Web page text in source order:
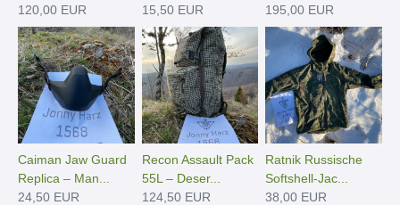
120,00 EUR
15,50 EUR
195,00 EUR
Caiman Jaw Guard
Replica – Man...
24,50 EUR
Recon Assault Pack
55L – Deser...
124,50 EUR
Ratnik Russische
Softshell-Jac...
38,00 EUR